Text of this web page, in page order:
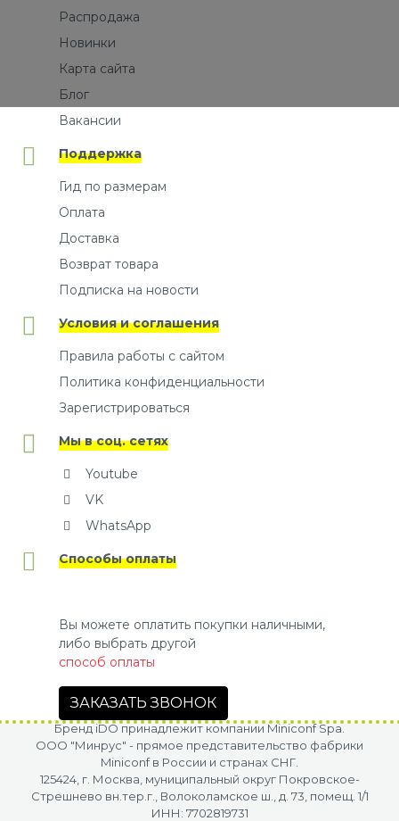
Распродажа
Новинки
Карта сайта
Блог
Вакансии
Поддержка
Гид по размерам
Оплата
Доставка
Возврат товара
Подписка на новости
Условия и соглашения
Правила работы с сайтом
Политика конфиденциальности
Зарегистрироваться
Мы в соц. сетях
Youtube
VK
WhatsApp
Способы оплаты
Вы можете оплатить покупки наличными,
либо выбрать другой
способ оплаты
ЗАКАЗАТЬ ЗВОНОК
Бренд iDO принадлежит компании Miniconf Spa.
OOO "Минрус" - прямое представительство фабрики
Miniconf в России и странах СНГ.
125424, г. Москва, муниципальный округ Покровское-
Стрешнево вн.тер.г., Волоколамское ш., д. 73, помещ. 1/1
ИНН: 7702819731